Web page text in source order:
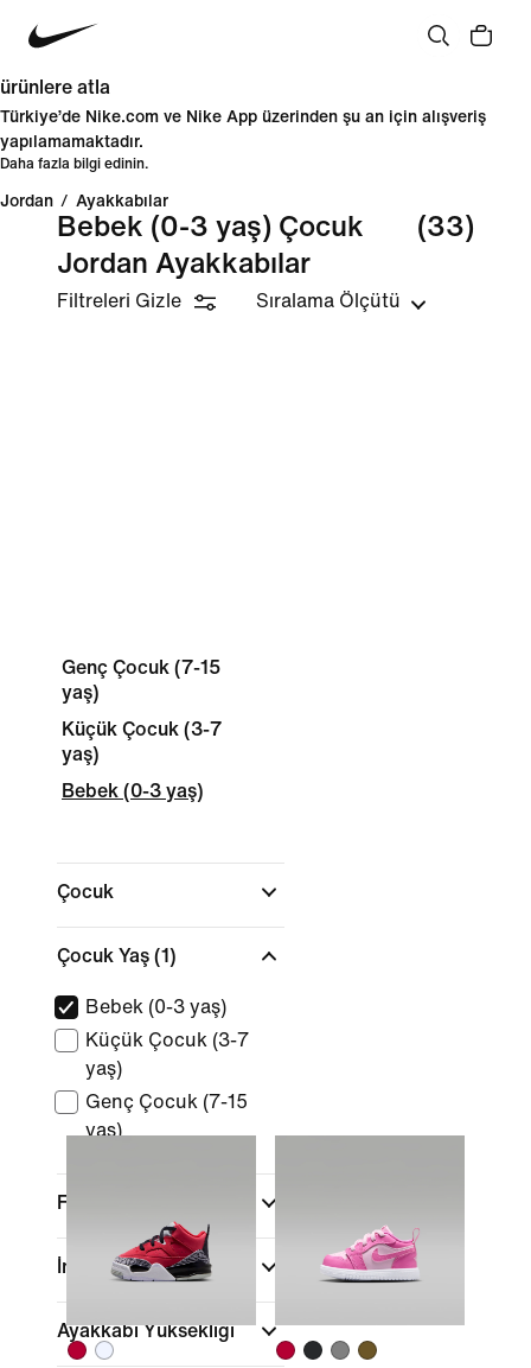
ürünlere atla
Türkiye’de Nike.com ve Nike App üzerinden şu an için alışveriş
yapılamamaktadır.
Daha fazla bilgi edinin.
Jordan / Ayakkabılar
Bebek (0-3 yaş) Çocuk
Jordan Ayakkabılar
(33)
Filtreleri Gizle Sıralama Ölçütü
Genç Çocuk (7-15
yaş)
Küçük Çocuk (3-7
yaş)
Bebek (0-3 yaş)
Çocuk
Çocuk Yaş (1)
Bebek (0-3 yaş)
Küçük Çocuk (3-7
yaş)
Genç Çocuk (7-15
yaş)
Fiyata Göre İncele
İndirimler ve Fırsatlar
Ayakkabı Yüksekliği